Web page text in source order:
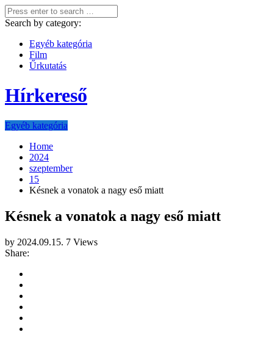
Search by category:
Egyéb kategória
Film
Űrkutatás
Hírkereső
Egyéb kategória
Home
2024
szeptember
15
Késnek a vonatok a nagy eső miatt
Késnek a vonatok a nagy eső miatt
by 2024.09.15. 7 Views
Share: